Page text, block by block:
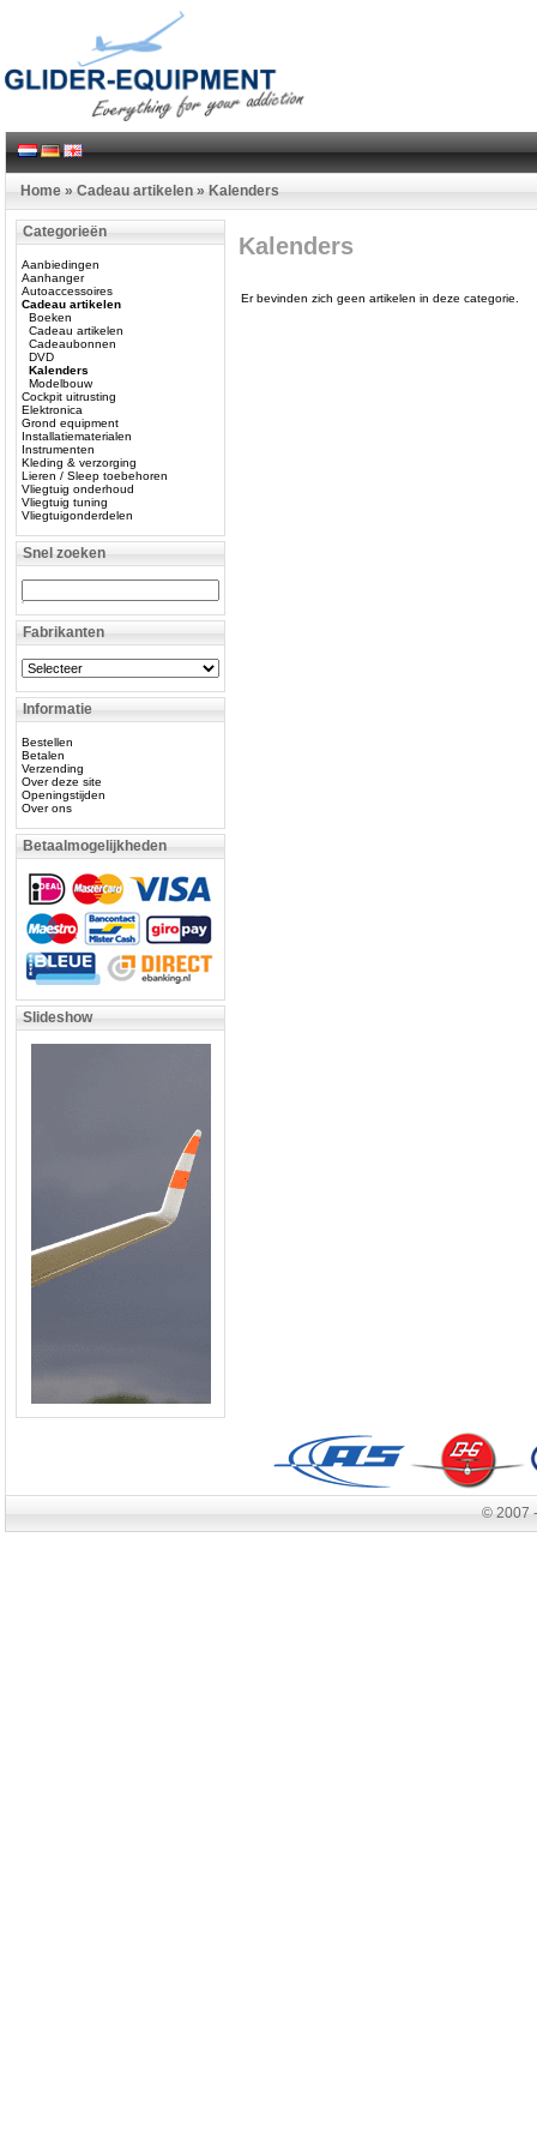
Home » Cadeau artikelen » Kalenders
Categorieën
Aanbiedingen
Aanhanger
Autoaccessoires
Cadeau artikelen
Boeken
Cadeau artikelen
Cadeaubonnen
DVD
Kalenders
Modelbouw
Cockpit uitrusting
Elektronica
Grond equipment
Installatiematerialen
Instrumenten
Kleding & verzorging
Lieren / Sleep toebehoren
Vliegtuig onderhoud
Vliegtuig tuning
Vliegtuigonderdelen
Snel zoeken
Fabrikanten
Informatie
Bestellen
Betalen
Verzending
Over deze site
Openingstijden
Over ons
Betaalmogelijkheden
Slideshow
Kalenders
Er bevinden zich geen artikelen in deze categorie.
© 2007